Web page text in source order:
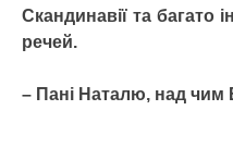
Скандинавії та багато
речей.
– Пані Наталю, над чим